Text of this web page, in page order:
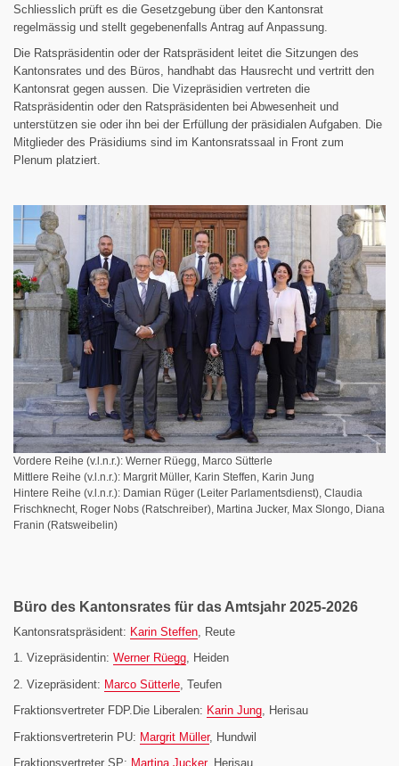
Schliesslich prüft es die Gesetzgebung über den Kantonsrat
regelmässig und stellt gegebenenfalls Antrag auf Anpassung.
Die Ratspräsidentin oder der Ratspräsident leitet die Sitzungen des
Kantonsrates und des Büros, handhabt das Hausrecht und vertritt den
Kantonsrat gegen aussen. Die Vizepräsidien vertreten die
Ratspräsidentin oder den Ratspräsidenten bei Abwesenheit und
unterstützen sie oder ihn bei der Erfüllung der präsidialen Aufgaben. Die
Mitglieder des Präsidiums sind im Kantonsratssaal in Front zum
Plenum platziert.
Vordere Reihe (v.l.n.r.): Werner Rüegg, Marco Sütterle
Mittlere Reihe (v.l.n.r.): Margrit Müller, Karin Steffen, Karin Jung
Hintere Reihe (v.l.n.r.): Damian Rüger (Leiter Parlamentsdienst), Claudia
Frischknecht, Roger Nobs (Ratschreiber), Martina Jucker, Max Slongo, Diana
Franin (Ratsweibelin)
Büro des Kantonsrates für das Amtsjahr 2025-2026
Kantonsratspräsident: Karin Steffen , Reute
1. Vizepräsidentin: Werner Rüegg, Heiden
2. Vizepräsident: Marco Sütterle , Teufen
Fraktionsvertreter FDP.Die Liberalen: Karin Jung, Herisau
Fraktionsvertreterin PU: Margrit Müller, Hundwil
Fraktionsvertreter SP: Martina Jucker, Herisau